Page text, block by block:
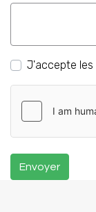
J'accepte les
Envoyer